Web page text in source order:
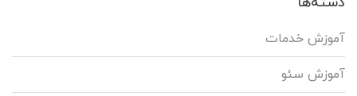
آموزش خدمات
آموزش سئو